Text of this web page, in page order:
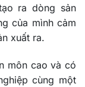
ra dòng sản
của mình cảm
xuất ra.
môn cao và có
cùng một